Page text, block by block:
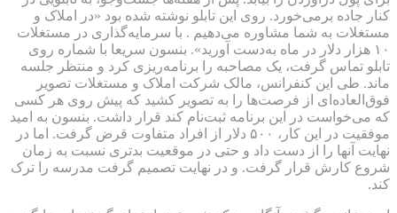
کنار جاده برمی‌خورد. روی این تابلو نوشته شده بود «در املاک و
مستغلات به شما مشاوره می‌دهیم . با سرمایه‌گذاری در مستغلات
۱۰ هزار دلار در ماه به‌دست آورید». بنسون سریعا با شماره روی
تابلو تماس گرفت، یک مصاحبه را برنامه‌ریزی کرد و منتظر جلسه
ماند. طی این کنفرانس، مالک شرکت املاک و مستغلات تصویر
فوق‌العاده‌ای از فرصت‌ها را به تصویر کشید که پیش روی هر کسی
که می‌خواست در این برنامه ثبت‌نام کند قرار داشت. بنسون به امید
موفقیت در این کار، ۵۰۰ دلار از افراد متفاوت قرض گرفت. اما در
نهایت آنها را از دست داد و حتی در موقعیت بدتری نسبت به زمان
شروع کارش قرار گرفت. و در نهایت تصمیم گرفت مدرسه را ترک
کند.